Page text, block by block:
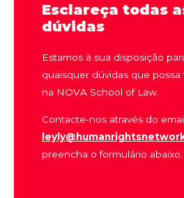
Esclareça todas
dúvidas
Estamos à sua disposição
quaisquer dúvidas que
na NOVA School of Law.
Contacte-nos através do
preencha o formulário abaixo.